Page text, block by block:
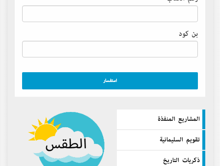
بن كود
المشاريع المنفذة
تقويم السليمانية
ذكريات التاريخ